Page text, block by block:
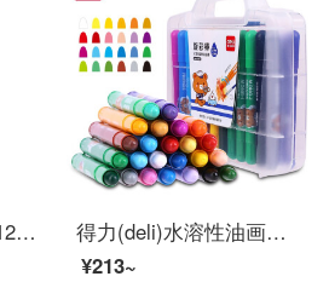
趣味(AIHAO)色鉛筆12色絵筆セット手描き油性彩色鉛筆9050
得力(deli)水溶性油画棒 24色 可水洗不脏手蜡笔炫彩棒套装 幼儿画画彩笔儿童彩色绘画涂色美术用品 72105
¥213~